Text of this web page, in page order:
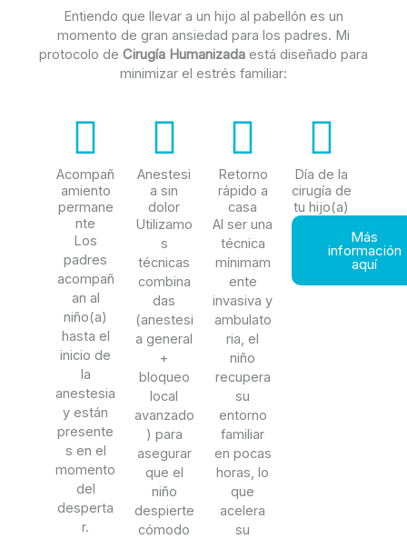
Entiendo que llevar a un hijo al pabellón es un
momento de gran ansiedad para los padres. Mi
protocolo de Cirugía Humanizada está diseñado para
minimizar el estrés familiar:
Acompañ
amiento
permane
nte
Los
padres
acompañ
an al
niño(a)
hasta el
inicio de
la
anestesia
y están
presente
s en el
momento
del
desperta
r.
Anestesi
a sin
dolor
Utilizamo
s
técnicas
combina
das
(anestesi
a general
+
bloqueo
local
avanzado
) para
asegurar
que el
niño
despierte
cómodo
Retorno
rápido a
casa
Al ser una
técnica
mínimam
ente
invasiva y
ambulato
ria, el
niño
recupera
su
entorno
familiar
en pocas
horas, lo
que
acelera
su
Día de la
cirugía de
tu hijo(a)
Más
información
aquí